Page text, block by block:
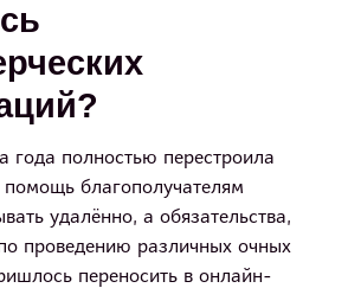
года полностью перестроила
помощь благополучателям
удалённо, а обязательства,
проведению различных очных
переносить в онлайн-